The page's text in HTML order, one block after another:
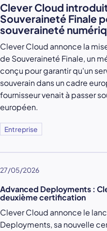
Clever Cloud
Souveraineté Finale
souveraineté
Clever Cloud annonce la
de Souveraineté Finale, un
conçu pour garantir qu'un
souverain dans un cadre
fournisseur venait à passer
européen.
Entreprise
27/05/2026
Advanced Deployments :
deuxième certification
Clever Cloud annonce le
Deployments, sa nouvelle